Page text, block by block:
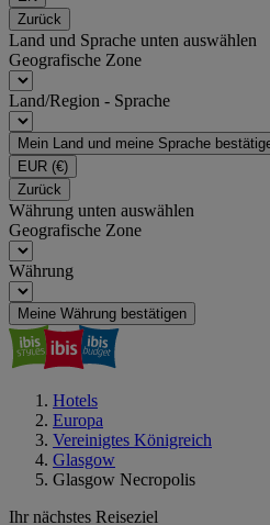
Zurück
Land und Sprache unten auswählen
Geografische Zone
Land/Region - Sprache
Mein Land und meine Sprache
EUR (€)
Zurück
Währung unten auswählen
Geografische Zone
Währung
Meine Währung bestätigen
Hotels
Europa
Vereinigtes Königreich
Glasgow
Glasgow Necropolis
Ihr nächstes Reiseziel